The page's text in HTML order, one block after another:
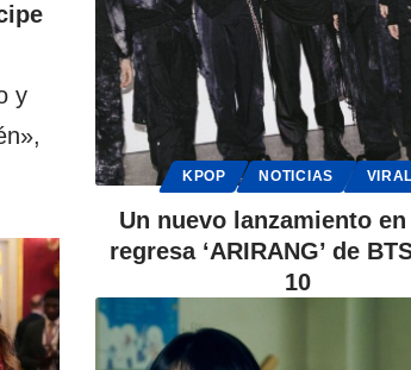
y
KPOP NOTICIAS VIRAL
Un nuevo lanzamiento
regresa ‘ARIRANG’ de
10